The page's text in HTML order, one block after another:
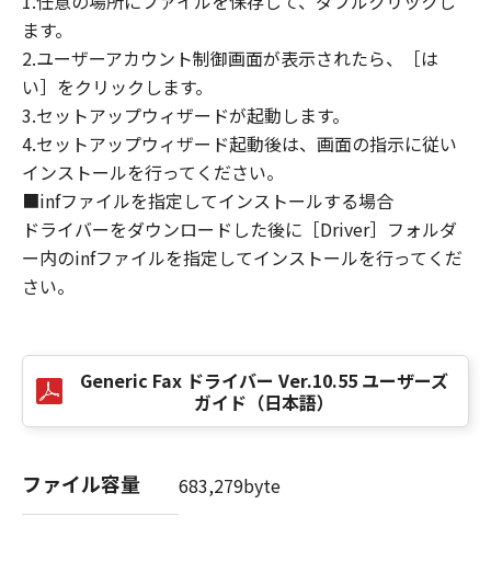
損害の可能性について知らされていた場合でも
同様です。
(3) キヤノン、キヤノンのライセンサー、キヤノ
ンの子会社、キヤノンの関連会社、それらの販
売代理店または販売店のいずれも、「本ソフト
ウェア」、または「本ソフトウェア」の使用に
起因または関連してお客様と第三者との間に生
じたいかなる紛争についても、一切責任を負わ
ないものとします。
８．契約期間
(1) 本契約書は、お客様が、『同意』を示す下
フトウェア」をインストールした時点で発効
し、下記(2)または(3)により終了されるまで有
効に存続します。
(2) お客様は、「本ソフトウェア」およびその
り、本契約書を終了させることができます。
(3) お客様が本契約書のいずれかの条項に違反
ます。
2.ユーザーアカウント制御画面が表示されたら、［は
い］をクリックします。
3.セットアップウィザードが起動します。
4.セットアップウィザード起動後は、画面の指示に従い
インストールを行ってください。
■infファイルを指定してインストールする場合
ドライバーをダウンロードした後に［Driver］フォルダ
ー内のinfファイルを指定してインストールを行ってくだ
さい。
Generic Fax ドライバー Ver.10.55 ユーザーズ
ガイド（日本語）
ファイル容量 683,279byte